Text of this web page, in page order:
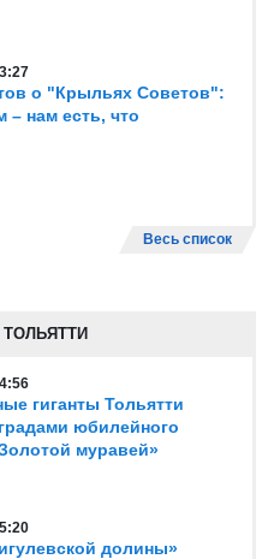
о "Крыльях Советов":
нам есть, что
Весь список
гиганты Тольятти
юбилейного
муравей»
долины»